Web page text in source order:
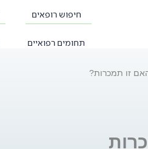
חיפוש רופאים
תחומים רפואיים
זו תמכרות?